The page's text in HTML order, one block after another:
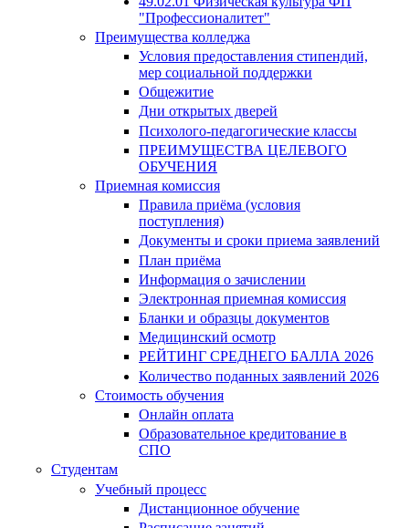
"Профессионалитет"
Преимущества колледжа
Условия предоставления стипендий,
мер социальной поддержки
Общежитие
Дни открытых дверей
Психолого-педагогические классы
ПРЕИМУЩЕСТВА ЦЕЛЕВОГО
ОБУЧЕНИЯ
Приемная комиссия
Правила приёма (условия
поступления)
Документы и сроки приема заявлений
План приёма
Информация о зачислении
Электронная приемная комиссия
Бланки и образцы документов
Медицинский осмотр
РЕЙТИНГ СРЕДНЕГО БАЛЛА 2026
Количество поданных заявлений 2026
Стоимость обучения
Онлайн оплата
Образовательное кредитование в
СПО
Студентам
Учебный процесс
Дистанционное обучение